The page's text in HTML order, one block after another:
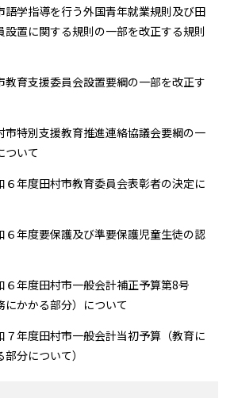
学指導を行う外国青年就業規則及び田
設置に関する規則の一部を改正する規則
育支援委員会設置要綱の一部を改正す
特別支援教育推進連絡協議会要綱の一
ついて
年度田村市教育委員会表彰者の決定に
年度要保護及び準要保護児童生徒の認
年度田村市一般会計補正予算第8号
にかかる部分）について
年度田村市一般会計当初予算（教育に
分について）